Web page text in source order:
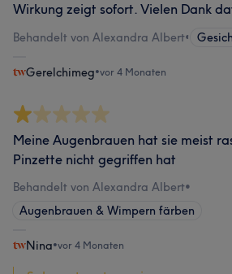
Wirkung zeigt sofort. Vielen Dank
Behandelt von Alexandra Albert•
Gerelchimeg•vor 4 Monaten
Meine Augenbrauen hat sie meist
Pinzette nicht gegriffen hat
Behandelt von Alexandra Albert•
Augenbrauen & Wimpern färben
Nina•vor 4 Monaten